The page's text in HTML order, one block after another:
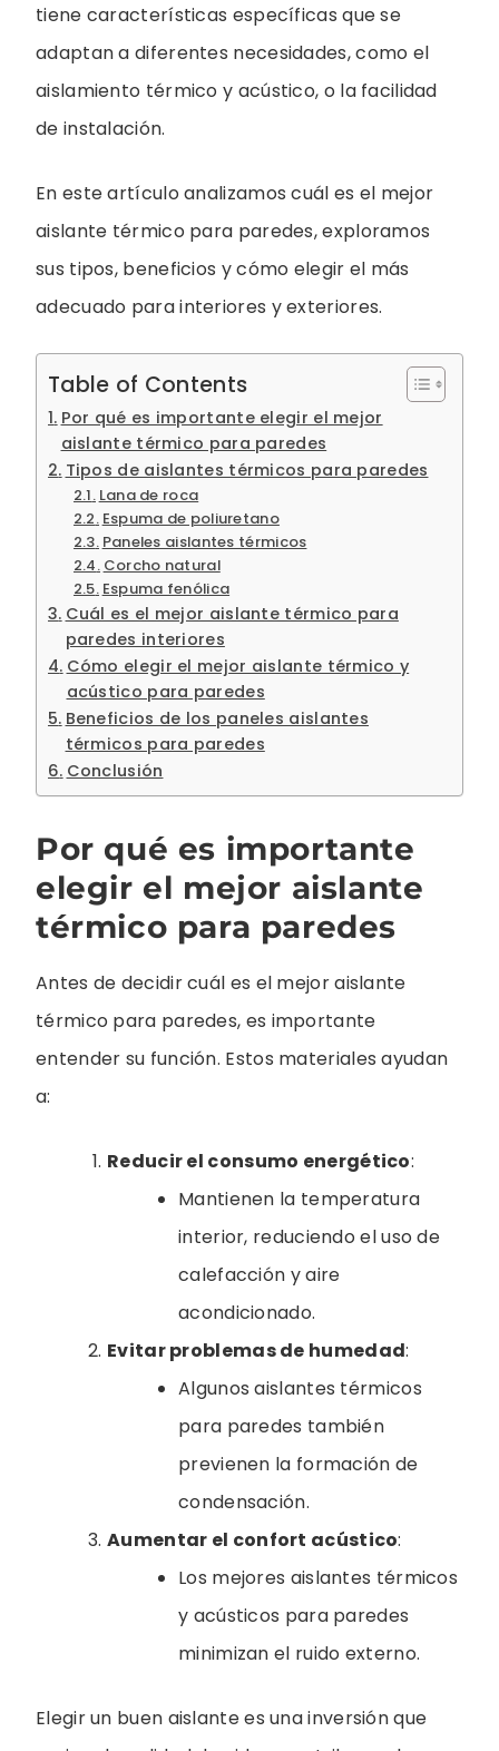
tiene características específicas que se
adaptan a diferentes necesidades, como el
aislamiento térmico y acústico, o la facilidad
de instalación.
En este artículo analizamos cuál es el mejor
aislante térmico para paredes, exploramos
sus tipos, beneficios y cómo elegir el más
adecuado para interiores y exteriores.
Table of Contents
Por qué es importante elegir el mejor
aislante térmico para paredes
Tipos de aislantes térmicos para paredes
Lana de roca
Espuma de poliuretano
Paneles aislantes térmicos
Corcho natural
Espuma fenólica
Cuál es el mejor aislante térmico para
paredes interiores
Cómo elegir el mejor aislante térmico y
acústico para paredes
Beneficios de los paneles aislantes
térmicos para paredes
Conclusión
Por qué es importante
elegir el mejor aislante
térmico para paredes
Antes de decidir cuál es el mejor aislante
térmico para paredes, es importante
entender su función. Estos materiales ayudan
a:
Reducir el consumo energético:
Mantienen la temperatura
interior, reduciendo el uso de
calefacción y aire
acondicionado.
Evitar problemas de humedad:
Algunos aislantes térmicos
para paredes también
previenen la formación de
condensación.
Aumentar el confort acústico:
Los mejores aislantes térmicos
y acústicos para paredes
minimizan el ruido externo.
Elegir un buen aislante es una inversión que